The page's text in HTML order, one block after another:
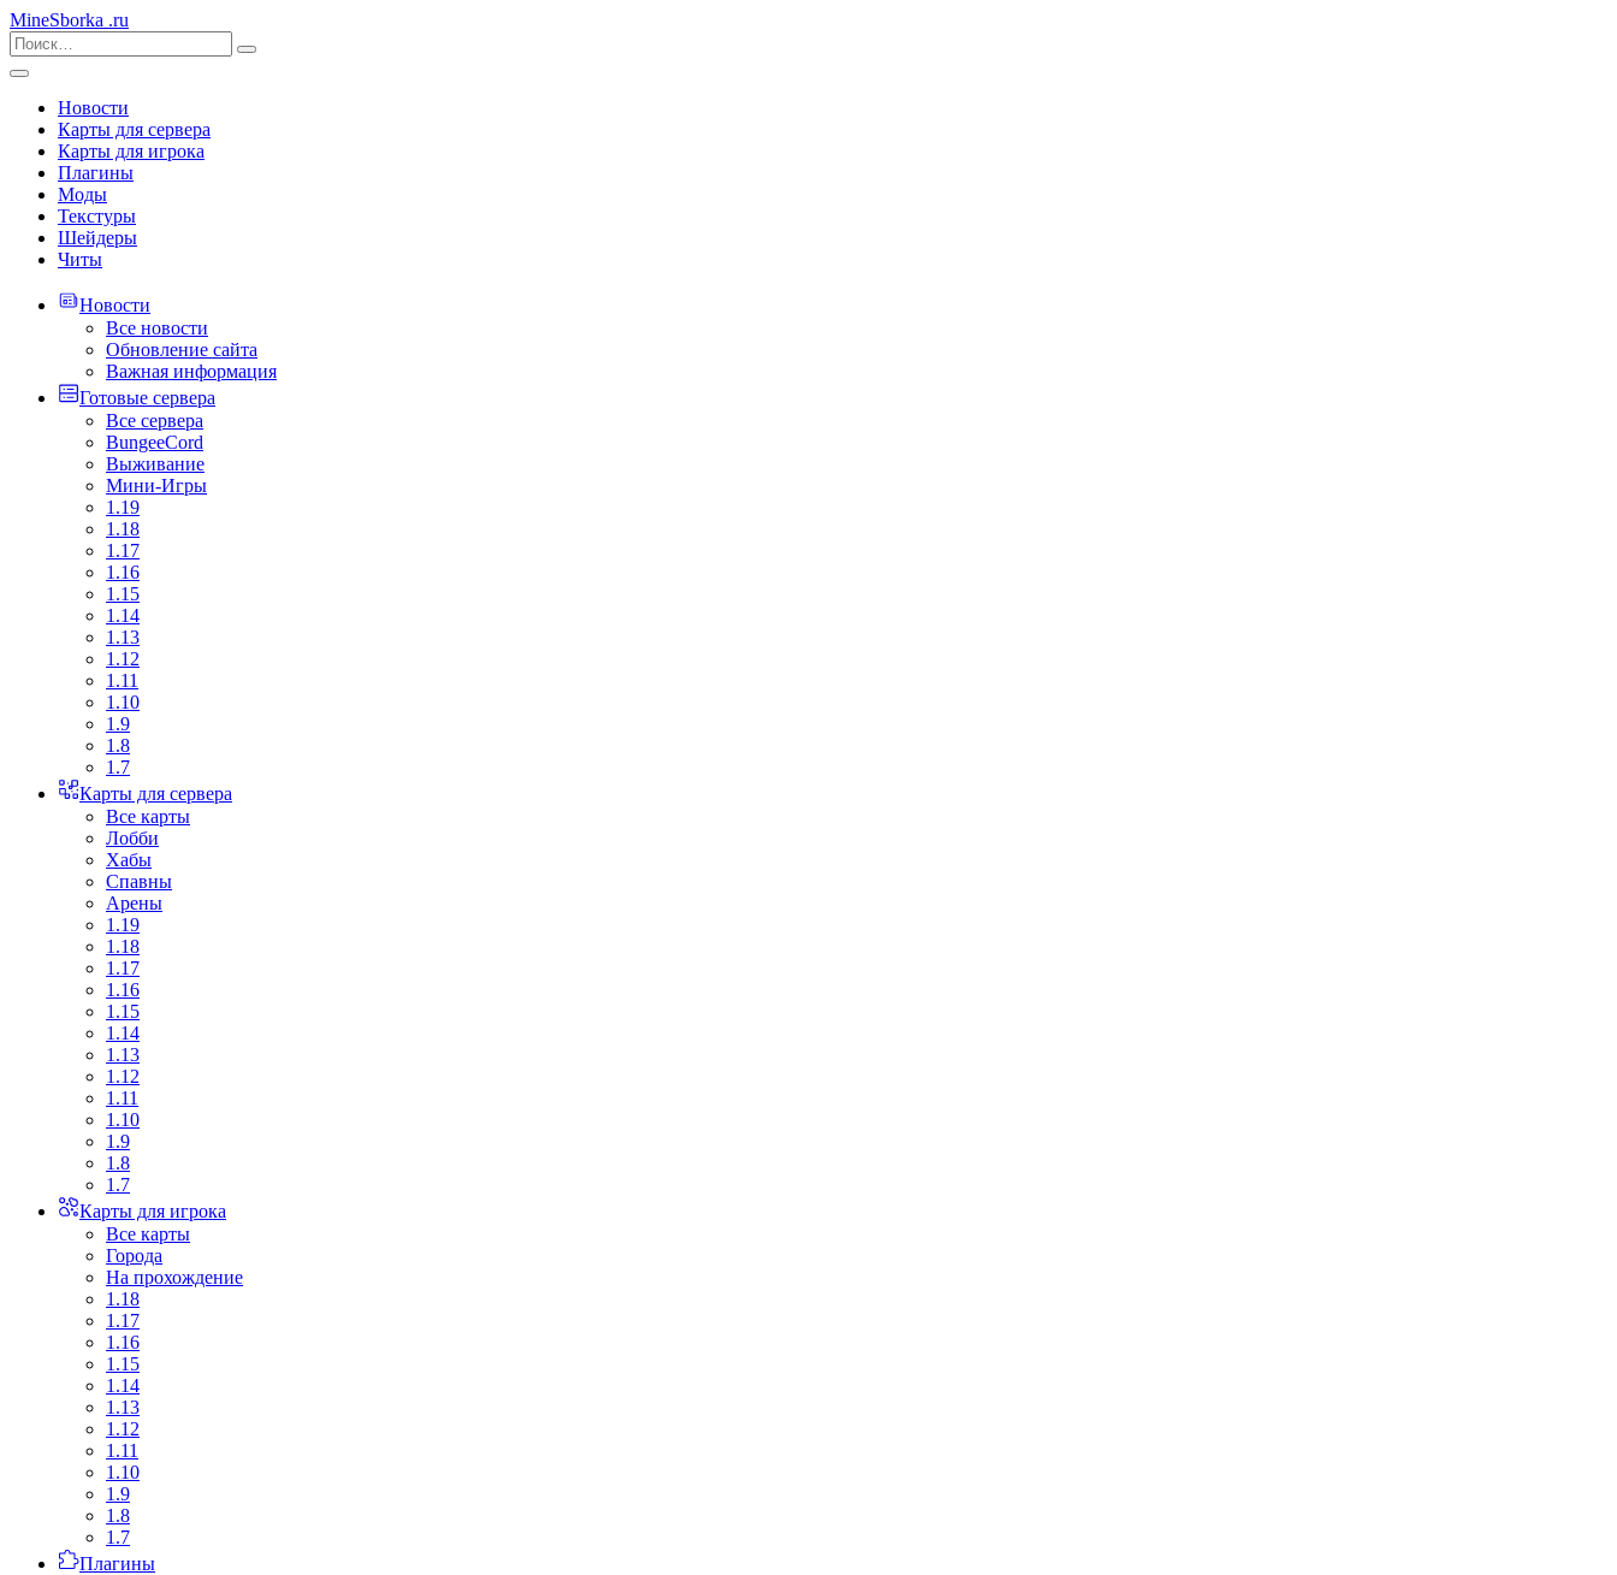
MineSborka .ru
Новости
Карты для сервера
Карты для игрока
Плагины
Моды
Текстуры
Шейдеры
Читы
Новости
Все новости
Обновление сайта
Важная информация
Готовые сервера
Все сервера
BungeeCord
Выживание
Мини-Игры
1.19
1.18
1.17
1.16
1.15
1.14
1.13
1.12
1.11
1.10
1.9
1.8
1.7
Карты для сервера
Все карты
Лобби
Хабы
Спавны
Арены
1.19
1.18
1.17
1.16
1.15
1.14
1.13
1.12
1.11
1.10
1.9
1.8
1.7
Карты для игрока
Все карты
Города
На прохождение
1.18
1.17
1.16
1.15
1.14
1.13
1.12
1.11
1.10
1.9
1.8
1.7
Плагины